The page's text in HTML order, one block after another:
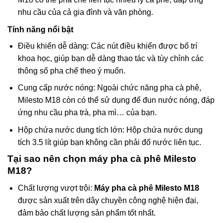
nhu cầu của cả gia đình và văn phòng.
Tính năng nổi bật
Điều khiển dễ dàng: Các nút điều khiển được bố trí
khoa học, giúp bạn dễ dàng thao tác và tùy chỉnh các
thông số pha chế theo ý muốn.
Cung cấp nước nóng: Ngoài chức năng pha cà phê,
Milesto M18 còn có thể sử dụng để đun nước nóng, đáp
ứng nhu cầu pha trà, pha mì… của bạn.
Hộp chứa nước dung tích lớn: Hộp chứa nước dung
tích 3.5 lít giúp bạn không cần phải đổ nước liên tục.
Tại sao nên chọn máy pha cà phê Milesto
M18?
Chất lượng vượt trội: Máy pha cà phê Milesto M18
được sản xuất trên dây chuyền công nghệ hiện đại,
đảm bảo chất lượng sản phẩm tốt nhất.